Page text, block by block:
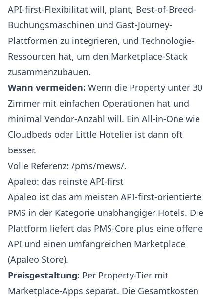
API-first-Flexibilitat will, plant, Best-of-Breed-
Buchungsmaschinen und Gast-Journey-
Plattformen zu integrieren, und Technologie-
Ressourcen hat, um den Marketplace-Stack
zusammenzubauen.
Wann vermeiden: Wenn die Property unter 30
Zimmer mit einfachen Operationen hat und
minimal Vendor-Anzahl will. Ein All-in-One wie
Cloudbeds oder Little Hotelier ist dann oft
besser.
Volle Referenz: /pms/mews/.
Apaleo: das reinste API-first
Apaleo ist das am meisten API-first-orientierte
PMS in der Kategorie unabhangiger Hotels. Die
Plattform liefert das PMS-Core plus eine offene
API und einen umfangreichen Marketplace
(Apaleo Store).
Preisgestaltung: Per Property-Tier mit
Marketplace-Apps separat. Die Gesamtkosten